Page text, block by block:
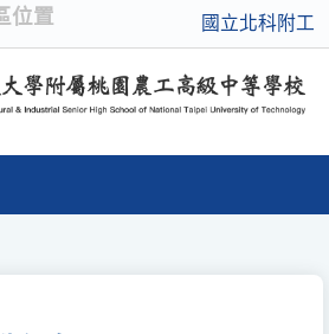
位置 國立北科附工